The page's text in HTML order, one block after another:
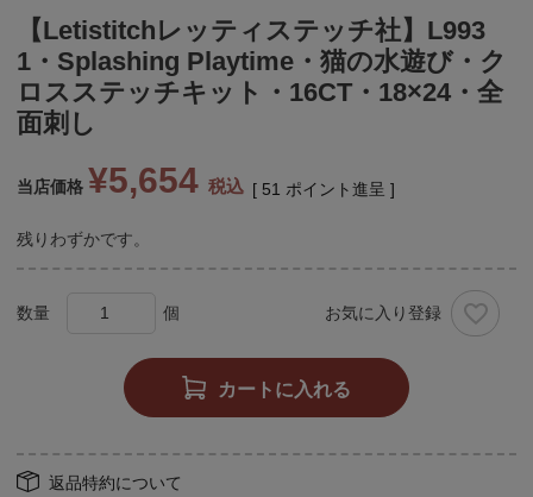
【Letistitchレッティステッチ社】L993
1・Splashing Playtime・猫の水遊び・ク
ロスステッチキット・16CT・18×24・全
面刺し
当店価格 ¥5,654 税込 [ 51 ポイント進呈 ]
残りわずかです。
お気に入り登録
カートに入れる
返品特約について